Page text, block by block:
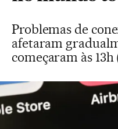
Problemas de
afetaram
começaram às